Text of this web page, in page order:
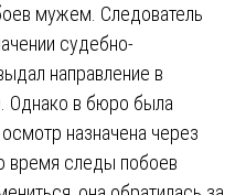
мужем. Следователь
судебно-
направление в
Однако в бюро была
назначена через
время следы побоев